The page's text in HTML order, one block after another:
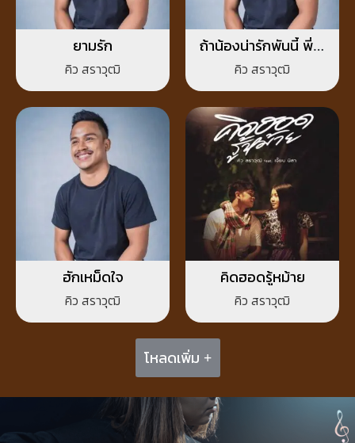
ยามรัก
คิว สราวุฒิ
ถ้าน้องน่ารักพันนี้ พี่จะ
ให้แม่ไปขอ
คิว สราวุฒิ
ฮักเหม็ดใจ
คิว สราวุฒิ
คิดฮอดรู้หม้าย
คิว สราวุฒิ
โหลดเพิ่ม +